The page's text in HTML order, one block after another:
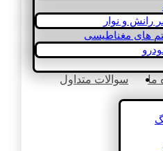
رانش و نوار
های مغناطیسی
ما
سوالات متداول